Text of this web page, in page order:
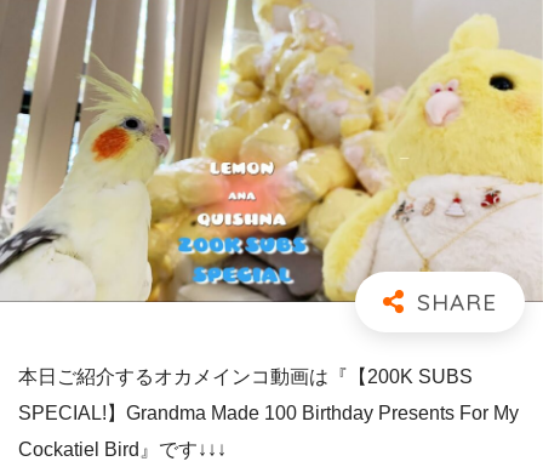
本日ご紹介するオカメインコ動画は『【200K SUBS
SPECIAL!】Grandma Made 100 Birthday Presents For My
Cockatiel Bird』です↓↓↓